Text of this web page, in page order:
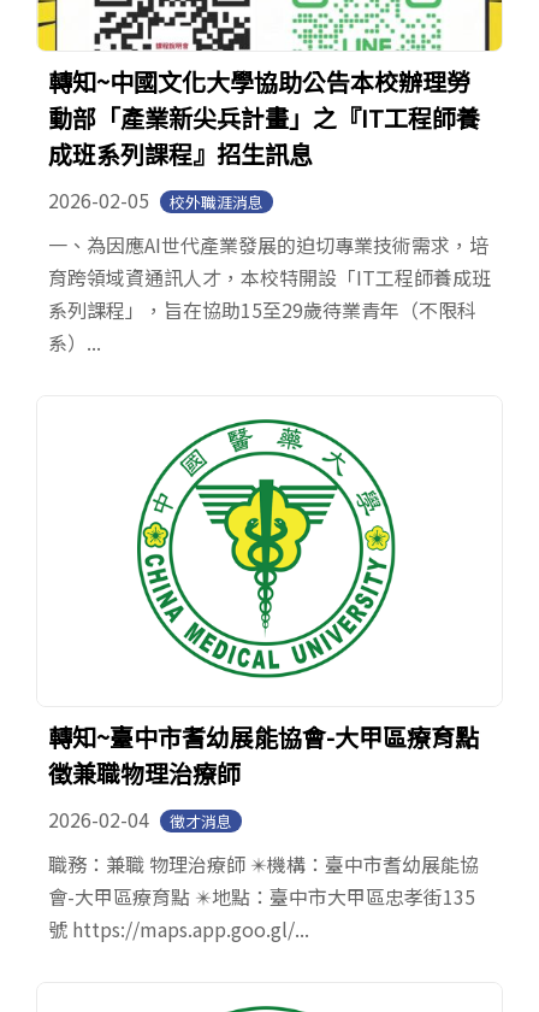
轉知~中國文化大學協助公告本校辦理勞
動部「產業新尖兵計畫」之『IT工程師養
成班系列課程』招生訊息
2026-02-05 校外職涯消息
一、為因應AI世代產業發展的迫切專業技術需求，培
育跨領域資通訊人才，本校特開設「IT工程師養成班
系列課程」，旨在協助15至29歲待業青年（不限科
系）...
轉知~臺中市耆幼展能協會-大甲區療育點
徵兼職物理治療師
2026-02-04 徵才消息
職務：兼職 物理治療師 ✴️機構：臺中市耆幼展能協
會-大甲區療育點 ✴️地點：臺中市大甲區忠孝街135
號 https://maps.app.goo.gl/...